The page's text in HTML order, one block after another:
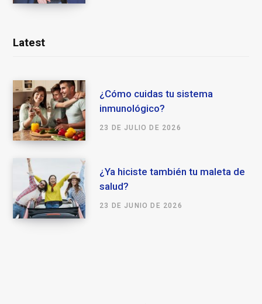
Latest
¿Cómo cuidas tu sistema
inmunológico?
23 DE JULIO DE 2026
¿Ya hiciste también tu maleta de
salud?
23 DE JUNIO DE 2026